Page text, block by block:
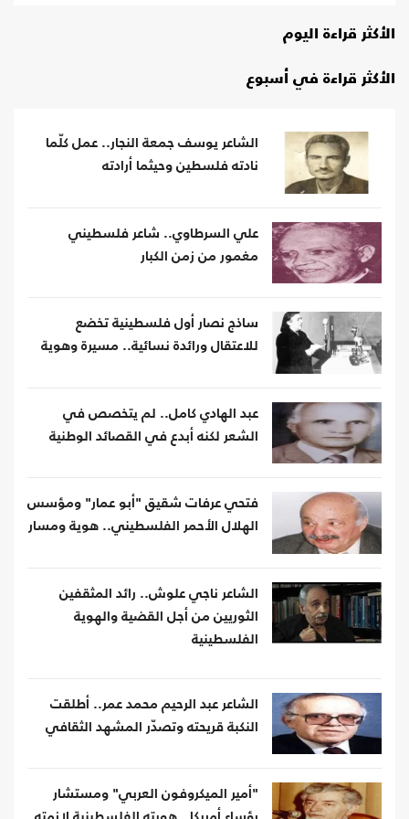
الأكثر قراءة اليوم
الأكثر قراءة في أسبوع
الشاعر يوسف جمعة النجار.. عمل كلّما
نادته فلسطين وحيثما أرادته
علي السرطاوي.. شاعر فلسطيني
مغمور من زمن الكبار
ساذج نصار أول فلسطينية تخضع
للاعتقال ورائدة نسائية.. مسيرة وهوية
عبد الهادي كامل.. لم يتخصص في
الشعر لكنه أبدع في القصائد الوطنية
فتحي عرفات شقيق "أبو عمار" ومؤسس
الهلال الأحمر الفلسطيني.. هوية ومسار
الشاعر ناجي علوش.. رائد المثقفين
الثوريين من أجل القضية والهوية
الفلسطينية
الشاعر عبد الرحيم محمد عمر.. أطلقت
النكبة قريحته وتصدّر المشهد الثقافي
"أمير الميكروفون العربي" ومستشار